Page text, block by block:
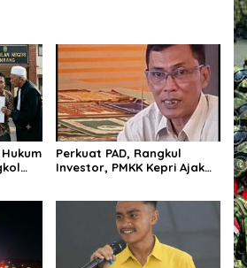
Perkuat PAD, Rangkul
Investor, PMKK Kepri Ajak